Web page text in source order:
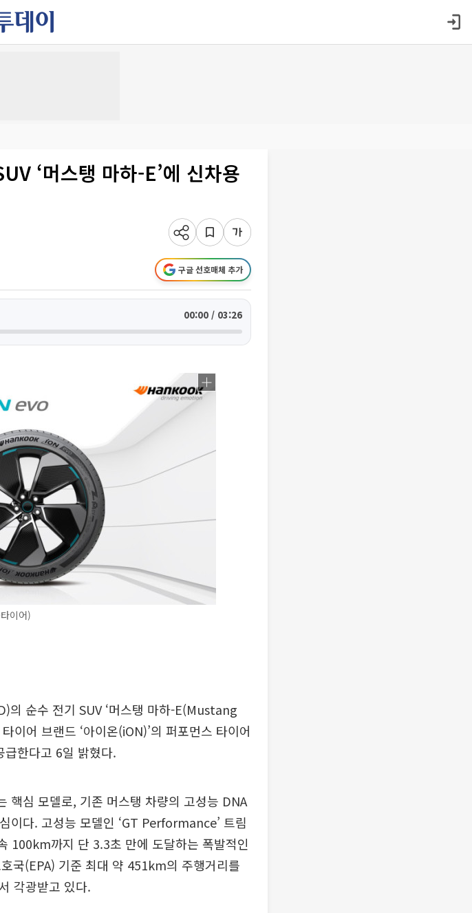
‘머스탱 마하-E’에 신차용
구글 선호매체 추가
00:00 / 03:26
이어)
의 순수 전기 SUV ‘머스탱 마하-E(Mustang
이어 브랜드 ‘아이온(iON)’의 퍼포먼스 타이어
급한다고 6일 밝혔다.
핵심 모델로, 기존 머스탱 차량의 고성능 DNA
이다. 고성능 모델인 ‘GT Performance’ 트림
100km까지 단 3.3초 만에 도달하는 폭발적인
국(EPA) 기준 최대 약 451km의 주행거리를
각광받고 있다.